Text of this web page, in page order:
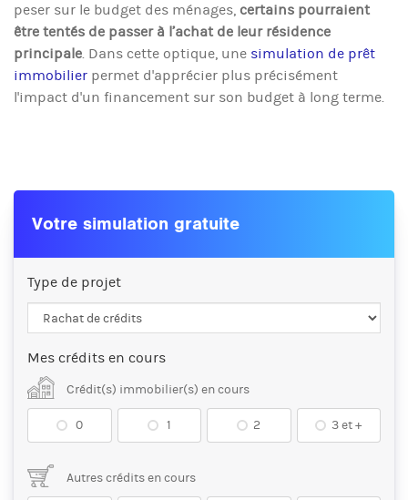
peser sur le budget des ménages, certains pourraient
être tentés de passer à l’achat de leur résidence
principale. Dans cette optique, une simulation de prêt
immobilier permet d'apprécier plus précisément
l'impact d'un financement sur son budget à long terme.
Votre simulation gratuite
Type de projet
Mes crédits en cours
Crédit(s) immobilier(s) en cours
0 1 2 3 et +
Autres crédits en cours